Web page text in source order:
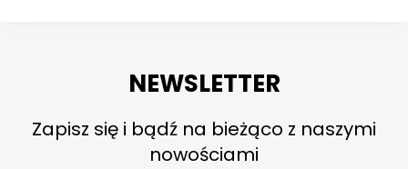
NEWSLETTER
Zapisz się i bądź na bieżąco z naszymi
nowościami